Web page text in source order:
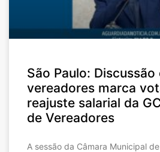
São Paulo:
vereadores marca
reajuste salarial da
de Vereadores
A sessão da Câmara Municipal